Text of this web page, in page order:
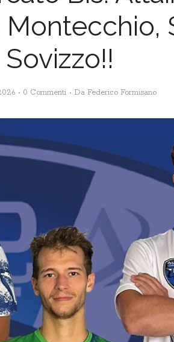
Sovizzo!!
0 Commenti Da Federico Formisano